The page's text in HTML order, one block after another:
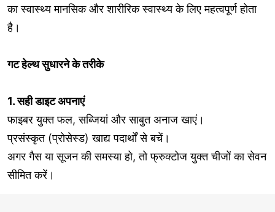
का स्वास्थ्य मानसिक और शारीरिक स्वास्थ्य के लिए महत्वपूर्ण होता
है।
गट हेल्थ सुधारने के तरीके
1. सही डाइट अपनाएं
फाइबर युक्त फल, सब्जियां और साबुत अनाज खाएं।
प्रसंस्कृत (प्रोसेस्ड) खाद्य पदार्थों से बचें।
अगर गैस या सूजन की समस्या हो, तो फ्रुक्टोज युक्त चीजों का सेवन
सीमित करें।